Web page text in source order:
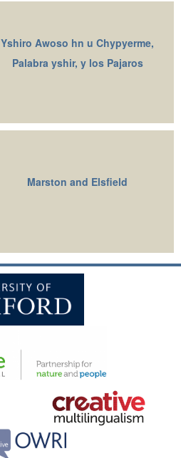
Yshiro Awoso hn u Chypyerme,
Palabra yshir, y los Pajaros
Marston and Elsfield